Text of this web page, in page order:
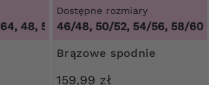
,48, 50, 52, 54, 56, 58, 60, 62, 64
Dostępne rozmiary
46/48, 50/52, 54/56, 58/60
Brązowe spodnie
159,99 zł